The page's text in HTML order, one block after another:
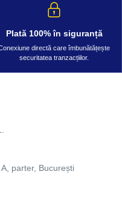
Plată 100% în siguranță
directă care îmbunătățește
securitatea tranzacțiilor.
parter, București